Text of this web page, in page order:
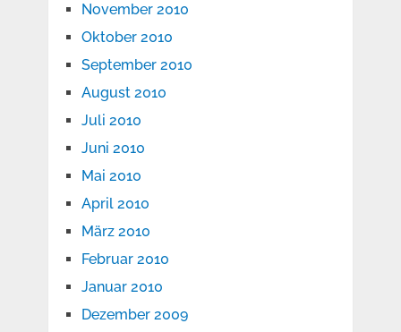
November 2010
Oktober 2010
September 2010
August 2010
Juli 2010
Juni 2010
Mai 2010
April 2010
März 2010
Februar 2010
Januar 2010
Dezember 2009